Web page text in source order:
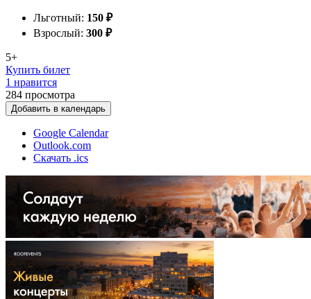
Льготный: 150 ₽
Взрослый: 300 ₽
5+
Купить билет
1 нравится
284 просмотра
Добавить в календарь
Google Calendar
Outlook.com
Скачать .ics